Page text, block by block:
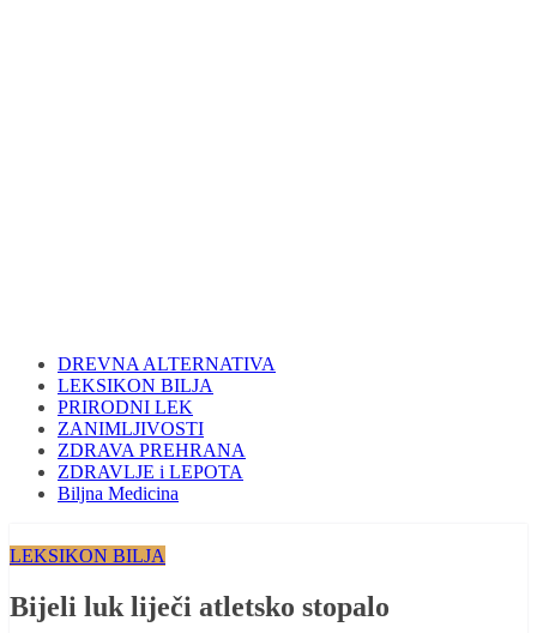
DREVNA ALTERNATIVA
LEKSIKON BILJA
PRIRODNI LEK
ZANIMLJIVOSTI
ZDRAVA PREHRANA
ZDRAVLJE i LEPOTA
Biljna Medicina
LEKSIKON BILJA
Bijeli luk liječi atletsko stopalo